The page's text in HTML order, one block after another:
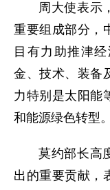
周大使表示
重要组成部分，
目有力助推津
金、技术、装备
力特别是太阳能
和能源绿色转型。
莫约部长高
出的重要贡献，